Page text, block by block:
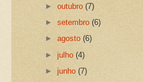
►outubro(7)
►setembro(6)
►agosto(6)
►julho(4)
► junho(7)